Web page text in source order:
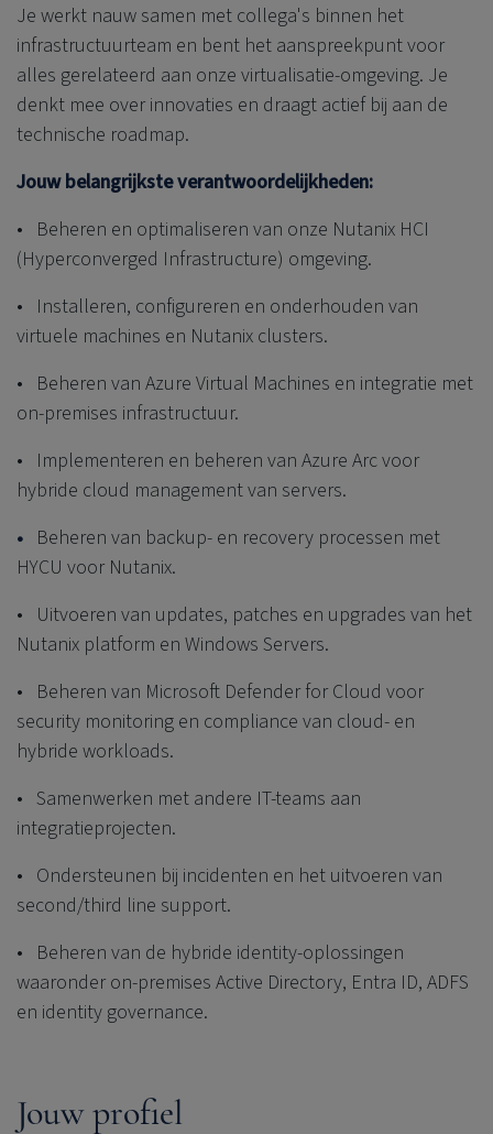
Je werkt nauw samen met collega's binnen het
infrastructuurteam en bent het aanspreekpunt voor
alles gerelateerd aan onze virtualisatie-omgeving. Je
denkt mee over innovaties en draagt actief bij aan de
technische roadmap.
Jouw belangrijkste verantwoordelijkheden:
• Beheren en optimaliseren van onze Nutanix HCI
(Hyperconverged Infrastructure) omgeving.
• Installeren, configureren en onderhouden van
virtuele machines en Nutanix clusters.
• Beheren van Azure Virtual Machines en integratie met
on-premises infrastructuur.
• Implementeren en beheren van Azure Arc voor
hybride cloud management van servers.
• Beheren van backup- en recovery processen met
HYCU voor Nutanix.
• Uitvoeren van updates, patches en upgrades van het
Nutanix platform en Windows Servers.
• Beheren van Microsoft Defender for Cloud voor
security monitoring en compliance van cloud- en
hybride workloads.
• Samenwerken met andere IT-teams aan
integratieprojecten.
• Ondersteunen bij incidenten en het uitvoeren van
second/third line support.
• Beheren van de hybride identity-oplossingen
waaronder on-premises Active Directory, Entra ID, ADFS
en identity governance.
Jouw profiel